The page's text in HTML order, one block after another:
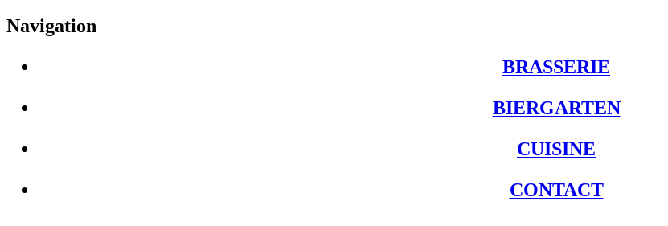
Navigation
BRASSERIE
BIERGARTEN
CUISINE
CONTACT